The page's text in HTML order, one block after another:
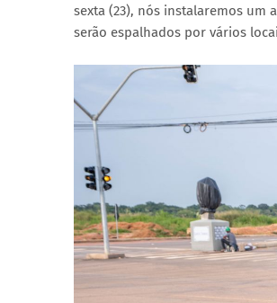
sexta (23), nós instalaremos um
serão espalhados por vários